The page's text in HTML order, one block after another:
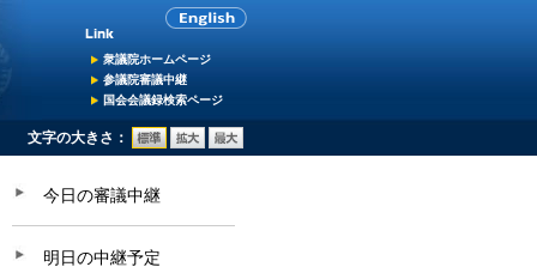
衆議院ホームページ
参議院審議中継
国会会議録検索ページ
文字の大きさ：
今日の審議中継
明日の中継予定